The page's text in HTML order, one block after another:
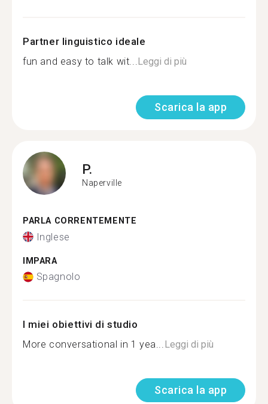
Partner linguistico ideale
fun and easy to talk wit...Leggi di più
Scarica la app
P.
Naperville
PARLA CORRENTEMENTE
Inglese
IMPARA
Spagnolo
I miei obiettivi di studio
More conversational in 1 yea...Leggi di più
Scarica la app